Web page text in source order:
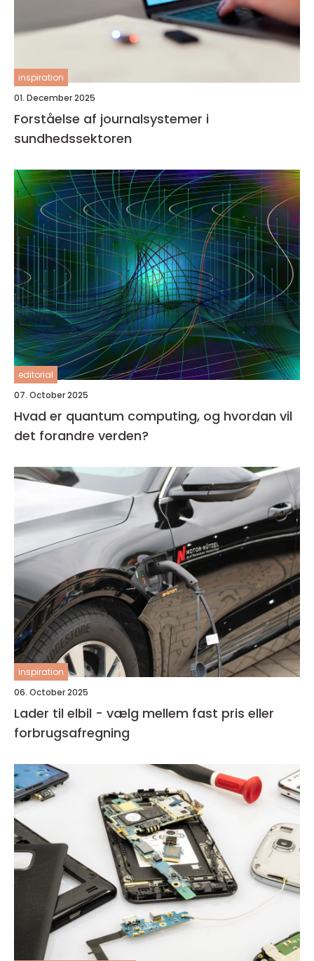
inspiration
01. December 2025
Forståelse af journalsystemer i
sundhedssektoren
editorial
07. October 2025
Hvad er quantum computing, og hvordan vil
det forandre verden?
inspiration
06. October 2025
Lader til elbil - vælg mellem fast pris eller
forbrugsafregning